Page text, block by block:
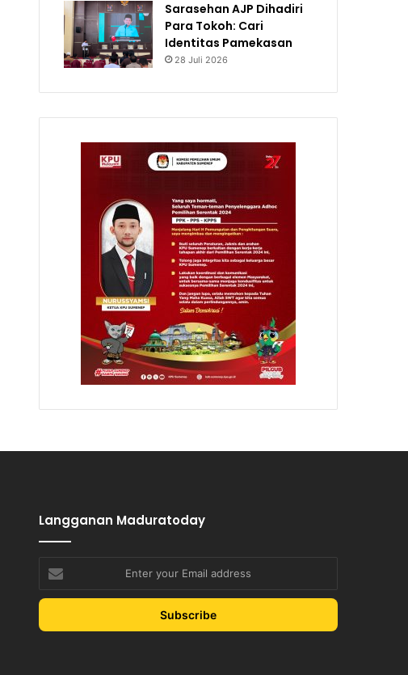
Sarasehan AJP Dihadiri
Para Tokoh: Cari
Identitas Pamekasan
28 Juli 2026
Langganan Maduratoday
your
Email